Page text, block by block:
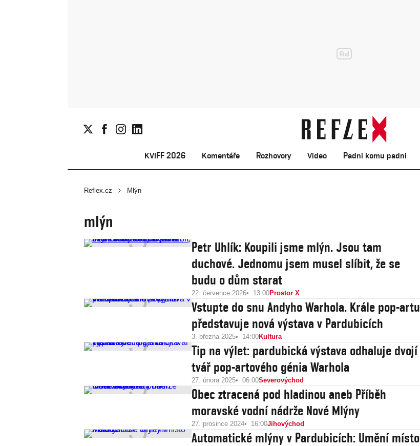
KVIFF 2026 Komentáře Rozhovory Video Padni komu padni
Reflex.cz Mlýn
mlýn
Petr Uhlík: Koupili jsme mlýn. Jsou tam
duchové. Jednomu jsem musel slíbit, že se
budu o dům starat
22. července 2026 13:00Prostor X
Vstupte do snu Andyho Warhola. Krále pop-artu
představuje nová výstava v Pardubicích
3. března 2025 14:00Kultura
Tip na výlet: pardubická výstava odhaluje dvojí
tvář pop-artového génia Warhola
27. února 2025 06:00Severovýchod
Obec ztracená pod hladinou aneb Příběh
moravské vodní nádrže Nové Mlýny
27. prosince 2024 16:00Jihovýchod
Automatické mlýny v Pardubicích: Umění místo